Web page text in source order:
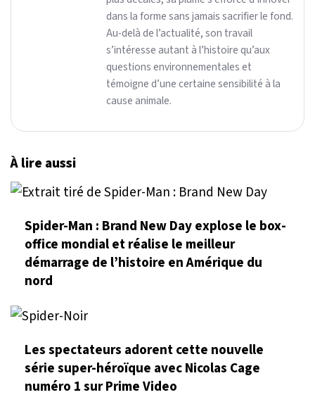
dans la forme sans jamais sacrifier le fond.
Au-delà de l’actualité, son travail
s’intéresse autant à l’histoire qu’aux
questions environnementales et
témoigne d’une certaine sensibilité à la
cause animale.
À lire aussi
Spider-Man : Brand New Day explose le box-
office mondial et réalise le meilleur
démarrage de l’histoire en Amérique du
nord
Les spectateurs adorent cette nouvelle
série super-héroïque avec Nicolas Cage
numéro 1 sur Prime Video